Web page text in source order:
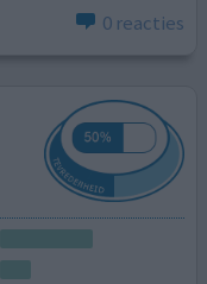
0 reacties